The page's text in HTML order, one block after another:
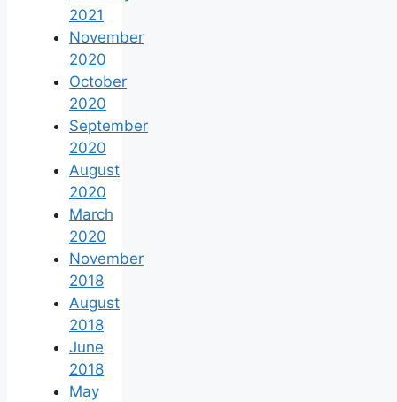
2021
November
2020
October
2020
September
2020
August
2020
March
2020
November
2018
August
2018
June
2018
May